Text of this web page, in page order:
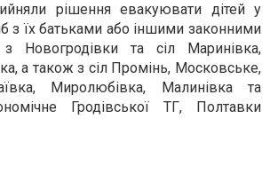
рішення евакуювати дітей у
з їх батьками або іншими законними
з Новогродівки та сіл Маринівка,
а також з сіл Промінь, Московське,
Миролюбівка, Малинівка та
Гродівської ТГ, Полтавки